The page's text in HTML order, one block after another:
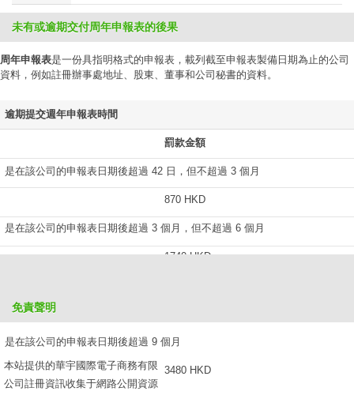
未有或逾期交付周年申報表的後果
周年申報表是一份具指明格式的申報表，載列截至申報表製備日期為止的公司
資料，例如註冊辦事處地址、股東、董事和公司秘書的資料。
逾期提交週年申報表時間
罰款金額
是在該公司的申報表日期後超過 42 日，但不超過 3 個月
870 HKD
是在該公司的申報表日期後超過 3 個月，但不超過 6 個月
1740 HKD
是在該公司的申報表日期後超過 9 個月
3480 HKD
免責聲明
本站提供的華宇國際電子商務有限
公司註冊資訊收集于網路公開資源